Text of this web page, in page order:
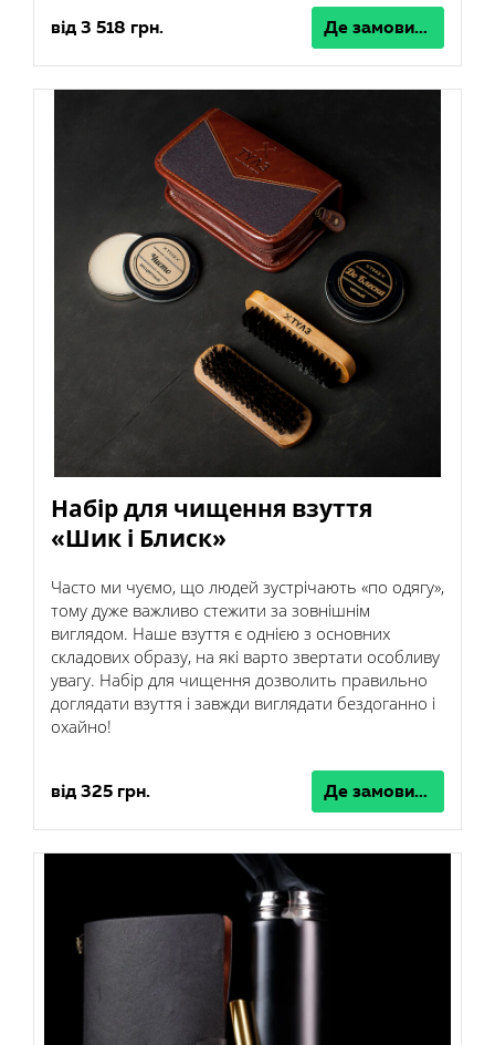
від 3 518 грн. Де замовити
Набір для чищення взуття
«Шик і Блиск»
Часто ми чуємо, що людей зустрічають «по одягу»,
тому дуже важливо стежити за зовнішнім
виглядом. Наше взуття є однією з основних
складових образу, на які варто звертати особливу
увагу. Набір для чищення дозволить правильно
доглядати взуття і завжди виглядати бездоганно і
охайно!
від 325 грн. Де замовити